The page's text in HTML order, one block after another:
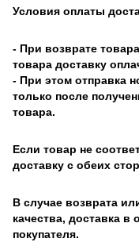
Условия оплаты
- При возврате
товара доставку
- При этом отправка
только после
товара.
Если товар не
доставку с обеих
В случае возврата
качества, доставка в
покупателя.